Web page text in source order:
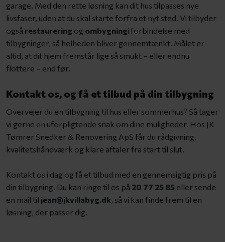
garage. Med den rette løsning kan dit hus tilpasses nye
livsfaser, uden at du skal starte forfra et nyt sted. Vi tilbyder
også restaurering og ombygningi forbindelse med
tilbygninger, så helheden bliver gennemtænkt. Målet er
altid, at dit hjem fremstår lige så smukt – eller endnu
flottere – end før.
Kontakt os, og få et tilbud på din tilbygning
Overvejer du en tilbygning til hus eller sommerhus? Så tager
vi gerne en uforpligtende snak om dine muligheder. Hos JK
Tømrer Snedker & Renovering ApS får du rådgivning,
kvalitetshåndværk og klare aftaler fra start til slut.
Kontakt os i dag og få et tilbud med en gennemsigtig pris på
din tilbygning. Du kan ringe til os på 20 77 25 85 eller sende
en mail til jean@jkvillabyg.dk, så vi kan finde frem til en
løsning, der passer dig.